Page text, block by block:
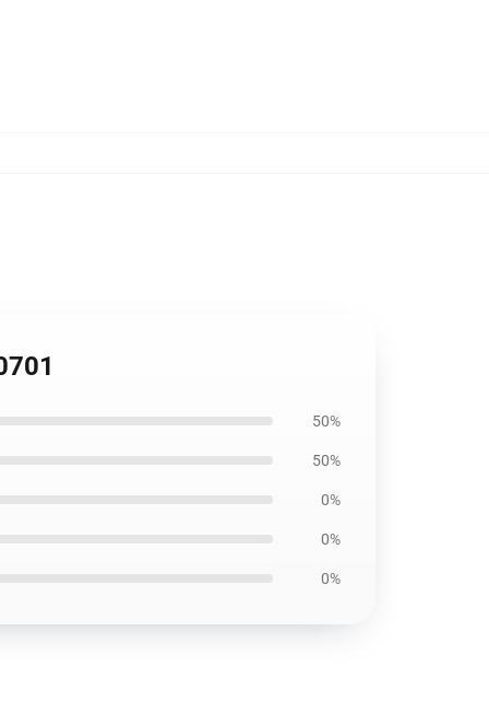
50%
50%
0%
0%
0%